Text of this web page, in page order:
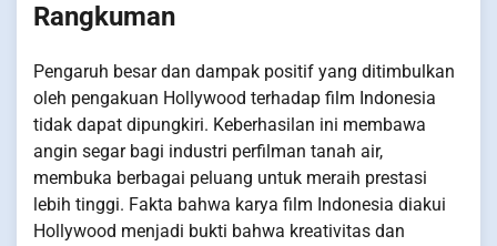
Rangkuman
Pengaruh besar dan dampak positif yang ditimbulkan
oleh pengakuan Hollywood terhadap film Indonesia
tidak dapat dipungkiri. Keberhasilan ini membawa
angin segar bagi industri perfilman tanah air,
membuka berbagai peluang untuk meraih prestasi
lebih tinggi. Fakta bahwa karya film Indonesia diakui
Hollywood menjadi bukti bahwa kreativitas dan